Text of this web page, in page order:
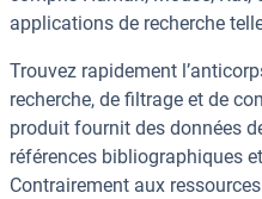
applications de recherche
Trouvez rapidement
recherche, de filtrage et de
produit fournit des données
références bibliographiques
Contrairement aux